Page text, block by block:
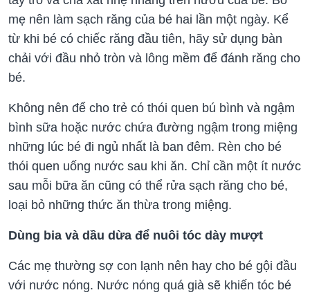
mẹ nên làm sạch răng của bé hai lần một ngày. Kể
từ khi bé có chiếc răng đầu tiên, hãy sử dụng bàn
chải với đầu nhỏ tròn và lông mềm để đánh răng cho
bé.
Không nên để cho trẻ có thói quen bú bình và ngậm
bình sữa hoặc nước chứa đường ngậm trong miệng
những lúc bé đi ngủ nhất là ban đêm. Rèn cho bé
thói quen uống nước sau khi ăn. Chỉ cần một ít nước
sau mỗi bữa ăn cũng có thể rửa sạch răng cho bé,
loại bỏ những thức ăn thừa trong miệng.
Dùng bia và dầu dừa để nuôi tóc dày mượt
Các mẹ thường sợ con lạnh nên hay cho bé gội đầu
với nước nóng. Nước nóng quá già sẽ khiến tóc bé